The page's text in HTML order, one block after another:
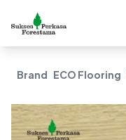
Brand ECO Flooring